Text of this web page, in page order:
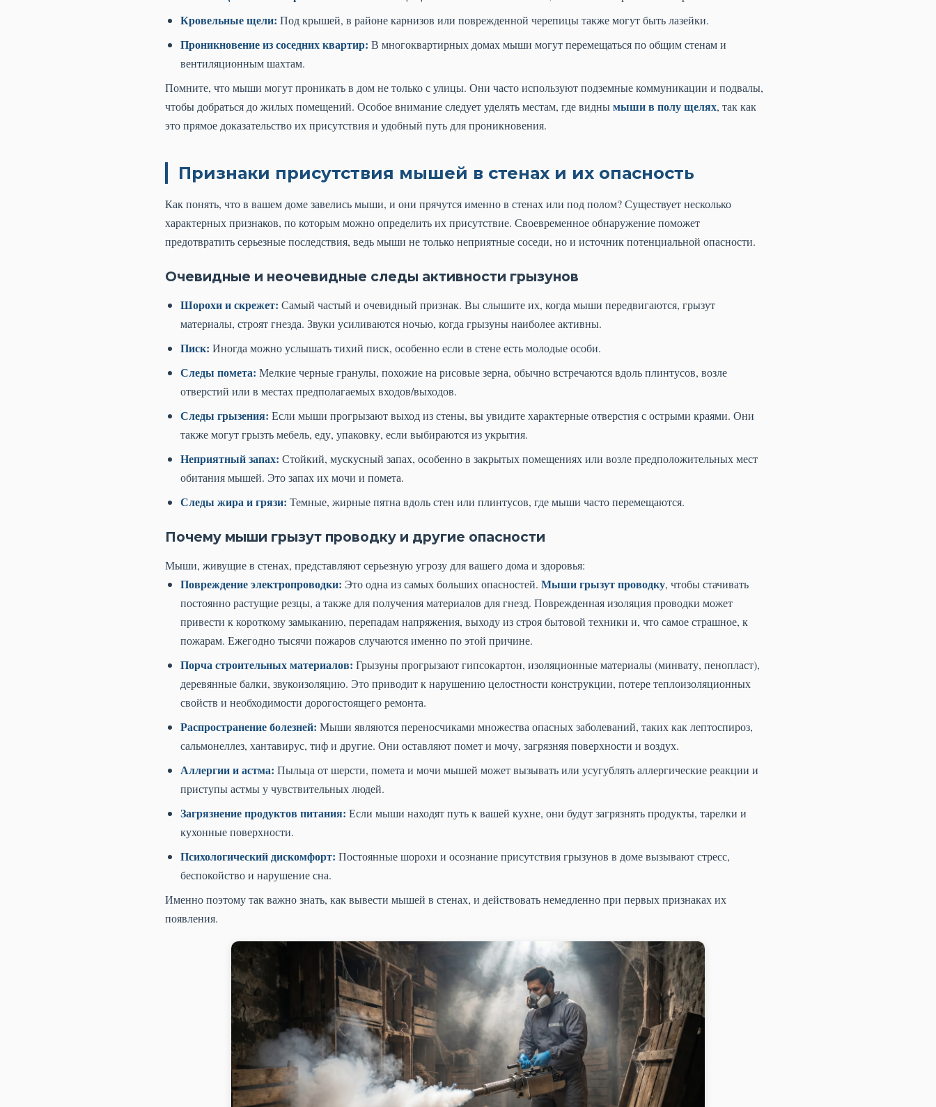
Кровельные щели: Под крышей, в районе карнизов или поврежденной черепицы также могут быть лазейки.
Проникновение из соседних квартир: В многоквартирных домах мыши могут перемещаться по общим стенам и
вентиляционным шахтам.
Помните, что мыши могут проникать в дом не только с улицы. Они часто используют подземные коммуникации и подвалы,
чтобы добраться до жилых помещений. Особое внимание следует уделять местам, где виднымыши в полу щелях, так как
это прямое доказательство их присутствия и удобный путь для проникновения.
Признаки присутствия мышей в стенах и их опасность
Как понять, что в вашем доме завелись мыши, и они прячутся именно в стенах или под полом? Существует несколько
характерных признаков, по которым можно определить их присутствие. Своевременное обнаружение поможет
предотвратить серьезные последствия, ведь мыши не только неприятные соседи, но и источник потенциальной опасности.
Очевидные и неочевидные следы активности грызунов
Шорохи и скрежет: Самый частый и очевидный признак. Вы слышите их, когда мыши передвигаются, грызут
материалы, строят гнезда. Звуки усиливаются ночью, когда грызуны наиболее активны.
Писк: Иногда можно услышать тихий писк, особенно если в стене есть молодые особи.
Следы помета: Мелкие черные гранулы, похожие на рисовые зерна, обычно встречаются вдоль плинтусов, возле
отверстий или в местах предполагаемых входов/выходов.
Следы грызения: Если мыши прогрызают выход из стены, вы увидите характерные отверстия с острыми краями. Они
также могут грызть мебель, еду, упаковку, если выбираются из укрытия.
Неприятный запах: Стойкий, мускусный запах, особенно в закрытых помещениях или возле предположительных мест
обитания мышей. Это запах их мочи и помета.
Следы жира и грязи: Темные, жирные пятна вдоль стен или плинтусов, где мыши часто перемещаются.
Почему мыши грызут проводку и другие опасности
Мыши, живущие в стенах, представляют серьезную угрозу для вашего дома и здоровья:
Повреждение электропроводки: Это одна из самых больших опасностей. Мыши грызут проводку, чтобы стачивать
постоянно растущие резцы, а также для получения материалов для гнезд. Поврежденная изоляция проводки может
привести к короткому замыканию, перепадам напряжения, выходу из строя бытовой техники и, что самое страшное, к
пожарам. Ежегодно тысячи пожаров случаются именно по этой причине.
Порча строительных материалов: Грызуны прогрызают гипсокартон, изоляционные материалы (минвату, пенопласт),
деревянные балки, звукоизоляцию. Это приводит к нарушению целостности конструкции, потере теплоизоляционных
свойств и необходимости дорогостоящего ремонта.
Распространение болезней: Мыши являются переносчиками множества опасных заболеваний, таких как лептоспироз,
сальмонеллез, хантавирус, тиф и другие. Они оставляют помет и мочу, загрязняя поверхности и воздух.
Аллергии и астма: Пыльца от шерсти, помета и мочи мышей может вызывать или усугублять аллергические реакции и
приступы астмы у чувствительных людей.
Загрязнение продуктов питания: Если мыши находят путь к вашей кухне, они будут загрязнять продукты, тарелки и
кухонные поверхности.
Психологический дискомфорт: Постоянные шорохи и осознание присутствия грызунов в доме вызывают стресс,
беспокойство и нарушение сна.
Именно поэтому так важно знать, как вывести мышей в стенах, и действовать немедленно при первых признаках их
появления.